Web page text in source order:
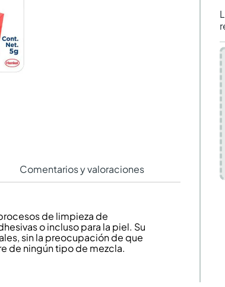
Comentarios y valoraciones
de limpieza de
o incluso para la piel. Su
sin la preocupación de que
de ningún tipo de mezcla.